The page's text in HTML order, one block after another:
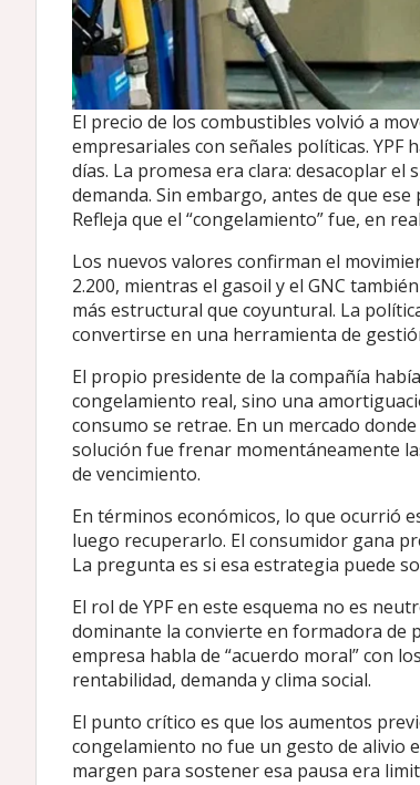
El precio de los combustibles volvió a
empresariales con señales políticas. YPF
días. La promesa era clara: desacoplar
demanda. Sin embargo, antes de que
Refleja que el “congelamiento” fue, en
Los nuevos valores confirman el
2.200, mientras el gasoil y el GNC
más estructural que coyuntural. La
convertirse en una herramienta de
El propio presidente de la compañía
congelamiento real, sino una
consumo se retrae. En un mercado
solución fue frenar momentáneamente
de vencimiento.
En términos económicos, lo que ocurrió
luego recuperarlo. El consumidor gana
La pregunta es si esa estrategia puede
El rol de YPF en este esquema no es
dominante la convierte en formadora de
empresa habla de “acuerdo moral” con
rentabilidad, demanda y clima social.
El punto crítico es que los aumentos
congelamiento no fue un gesto de alivio
margen para sostener esa pausa era